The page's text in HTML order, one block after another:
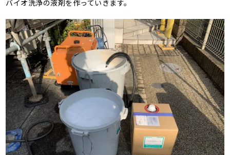
バイオ洗浄の液剤を作っていきます。